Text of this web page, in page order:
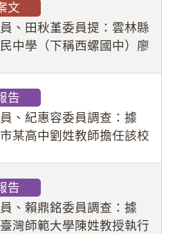
錯功能，不僅首份調查報
師生不
文
、田秋堇委員提：雲林縣
中學（下稱西螺國中）廖
生等行為，歷經該校校園
議（下
告
、紀惠容委員調查：據
某高中劉姓教師擔任該校
樣態性影像並以手機傳送
因畏懼成
告
、賴鼎銘委員調查：據
灣師範大學陳姓教授執行